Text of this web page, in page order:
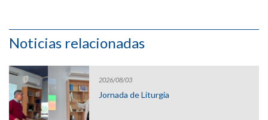
Noticias relacionadas
2026/08/03
Jornada de Liturgia